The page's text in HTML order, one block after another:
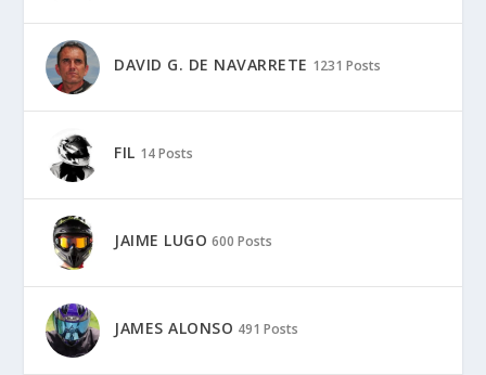
DAVID G. DE NAVARRETE 1231 Posts
FIL 14 Posts
JAIME LUGO 600 Posts
JAMES ALONSO 491 Posts